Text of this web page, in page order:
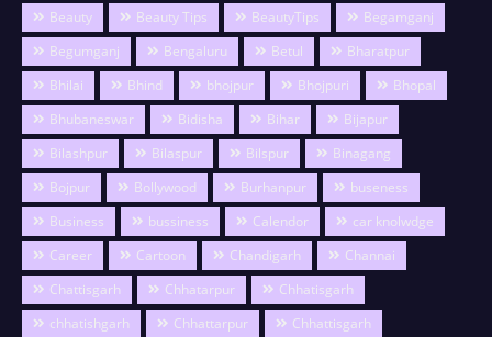
Beauty Beauty Tips BeautyTips
Begamganj
Begumganj
Bengaluru Betul
Bharatpur
Bhilai
Bhind bhojpur Bhojpuri
Bhopal
Bhubaneswar
Bidisha Bihar
Bijapur
Bilashpur
Bilaspur Bilspur
Binagang
Bojpur
Bollywood Burhanpur
buseness
Business
bussiness Calendor
car knolwdge
Career
Cartoon Chandigarh
Channai
Chattisgarh
Chhatarpur
Chhatisgarh
chhatishgarh
Chhattarpur
Chhattisgarh